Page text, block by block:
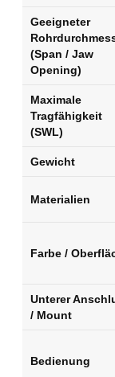
Geeigneter
(Span / Jaw
Opening)
Maximale
Tragfähigkeit
(SWL)
Gewicht
Materialien
Farbe /
Unterer
/ Mount
Bedienung